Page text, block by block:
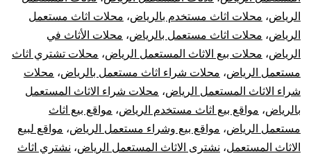
الرياض، محلات اثاث مستخدم بالرياض، محلات اثاث مستعمل
الرياض، محلات اثاث مستعمل بالرياض، محلات الأثاث في
الرياض، محلات بيع الاثاث المستعمل الرياض، محلات تشتري اثاث
مستعمل الرياض، محلات شراء اثاث مستعمل بالرياض، محلات
شراء الاثاث المستعمل الرياض، محلات شراء الاثاث المستعمل
بالرياض، مواقع بيع اثاث مستخدم الرياض، مواقع بيع اثاث
مستعمل الرياض، مواقع بيع وشراء مستعمل الرياض، مواقع لبيع
الاثاث المستعمل، نشترى الاثاث المستعمل الرياض، نشتري اثاث